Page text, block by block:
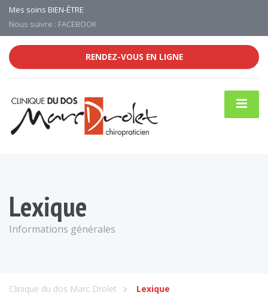
Mes soins BIEN-ÊTRE
Nous suivre : FACEBOOK
RENDEZ-VOUS EN LIGNE
Lexique
Informations générales
Clinique du dos Marc Drolet Lexique